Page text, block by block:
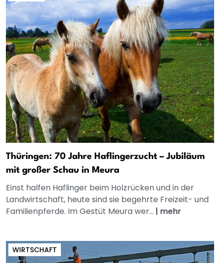
Thüringen: 70 Jahre Haflingerzucht – Jubiläum
mit großer Schau in Meura
Einst halfen Haflinger beim Holzrücken und in der
Landwirtschaft, heute sind sie begehrte Freizeit- und
Familienpferde. Im Gestüt Meura wer... | mehr
WIRTSCHAFT